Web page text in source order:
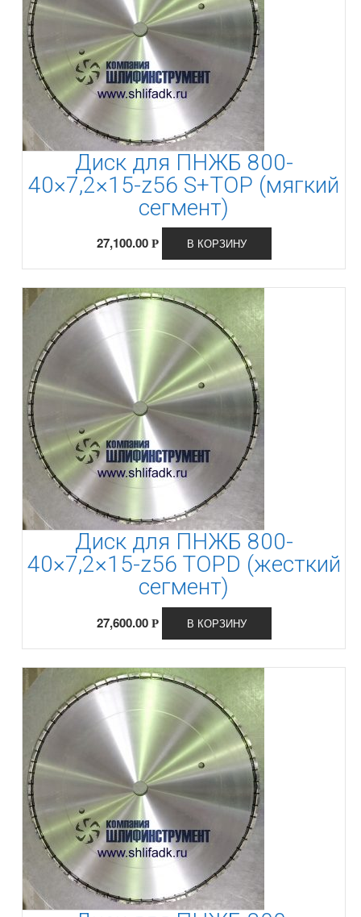
Диск для ПНЖБ 800-
40×7,2×15-z56 S+TOP (мягкий
сегмент)
27,100.00 Р В КОРЗИНУ
Диск для ПНЖБ 800-
40×7,2×15-z56 TOPD (жесткий
сегмент)
27,600.00 Р В КОРЗИНУ